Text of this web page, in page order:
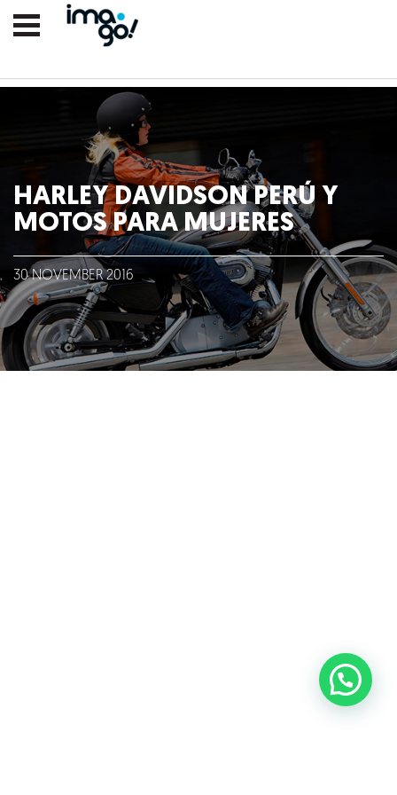
Nosotros
Clientes
Lo que hacemos
HARLEY DAVIDSON PERÚ Y
MOTOS PARA MUJERES
30 NOVEMBER 2016